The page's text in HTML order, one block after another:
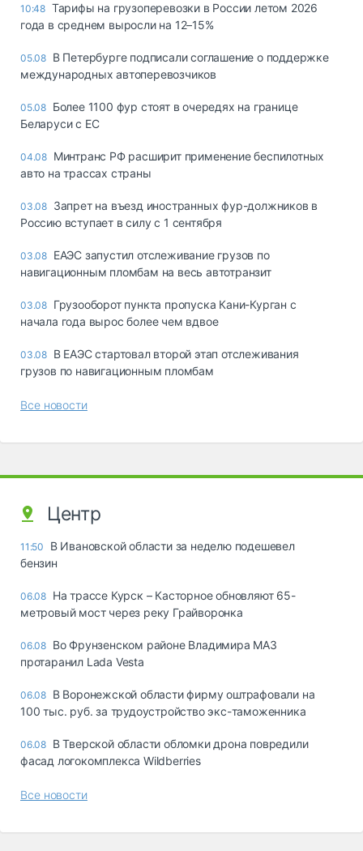
10:48 Тарифы на грузоперевозки в России летом 2026
года в среднем выросли на 12–15%
05.08 В Петербурге подписали соглашение о поддержке
международных автоперевозчиков
05.08 Более 1100 фур стоят в очередях на границе
Беларуси с ЕС
04.08 Минтранс РФ расширит применение беспилотных
авто на трассах страны
03.08 Запрет на въезд иностранных фур-должников в
Россию вступает в силу с 1 сентября
03.08 ЕАЭС запустил отслеживание грузов по
навигационным пломбам на весь автотранзит
03.08 Грузооборот пункта пропуска Кани-Курган с
начала года вырос более чем вдвое
03.08 В ЕАЭС стартовал второй этап отслеживания
грузов по навигационным пломбам
Все новости
Центр
11:50
В Ивановской области за неделю подешевел
бензин
06.08 На трассе Курск – Касторное обновляют 65-
метровый мост через реку Грайворонка
06.08 Во Фрунзенском районе Владимира МАЗ
протаранил Lada Vesta
06.08 В Воронежской области фирму оштрафовали на
100 тыс. руб. за трудоустройство экс-таможенника
06.08 В Тверской области обломки дрона повредили
фасад логокомплекса Wildberries
Все новости